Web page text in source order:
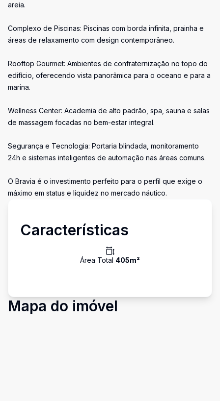
areia.
Complexo de Piscinas: Piscinas com borda infinita, prainha e
áreas de relaxamento com design contemporâneo.
Rooftop Gourmet: Ambientes de confraternização no topo do
edifício, oferecendo vista panorâmica para o oceano e para a
marina.
Wellness Center: Academia de alto padrão, spa, sauna e salas
de massagem focadas no bem-estar integral.
Segurança e Tecnologia: Portaria blindada, monitoramento
24h e sistemas inteligentes de automação nas áreas comuns.
O Bravia é o investimento perfeito para o perfil que exige o
máximo em status e liquidez no mercado náutico.
Características
Área Total 405m²
Mapa do imóvel